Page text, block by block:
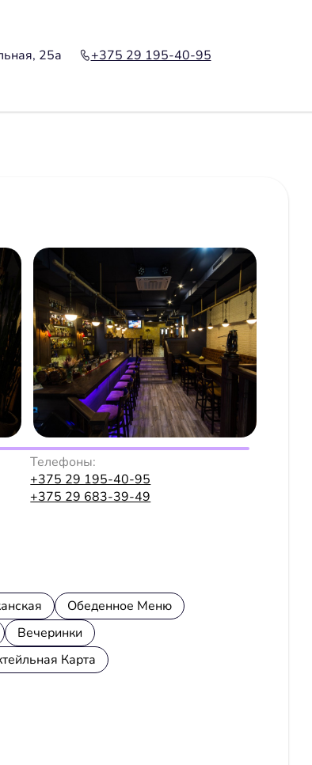
25а
+375 29 195-40-95
Телефоны:
+375 29 195-40-95
+375 29 683-39-49
Обеденное Меню
Вечеринки
Карта